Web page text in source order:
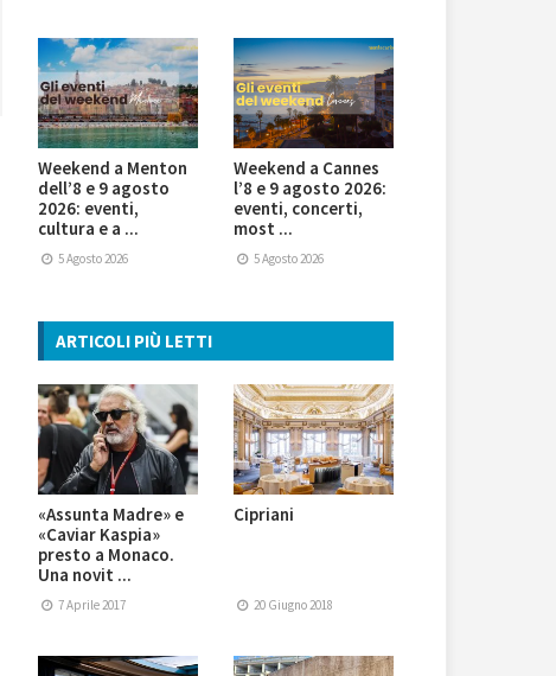
Weekend a Menton
dell’8 e 9 agosto
2026: eventi,
cultura e a ...
5 Agosto 2026
Weekend a Cannes
l’8 e 9 agosto 2026:
eventi, concerti,
most ...
5 Agosto 2026
ARTICOLI PIÙ LETTI
«Assunta Madre» e
«Caviar Kaspia»
presto a Monaco.
Una novit ...
7 Aprile 2017
Cipriani
20 Giugno 2018